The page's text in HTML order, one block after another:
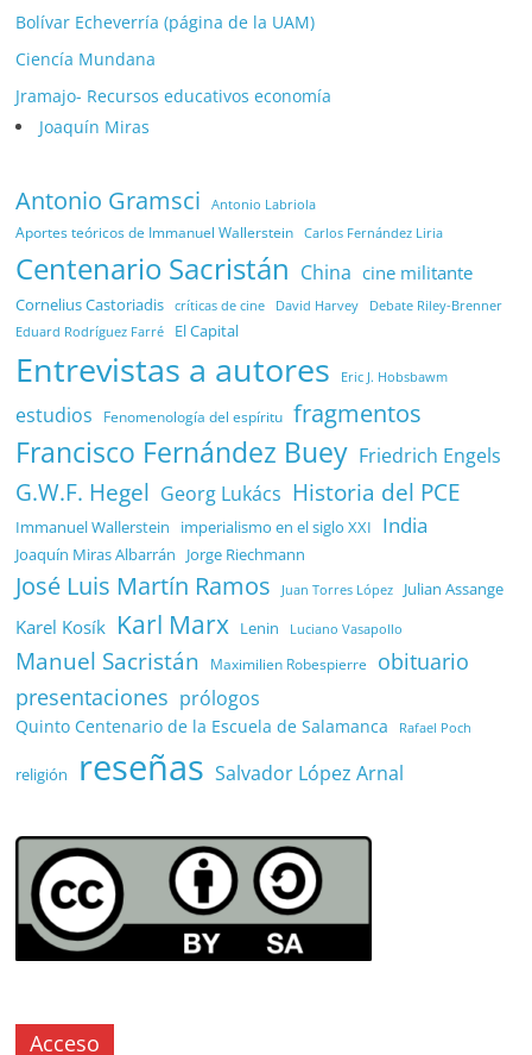
Bolívar Echeverría (página de la UAM)
Ciencía Mundana
Jramajo- Recursos educativos economía
Joaquín Miras
Antonio Gramsci Antonio Labriola
Aportes teóricos de Immanuel Wallerstein Carlos Fernández Liria
Centenario Sacristán China cine militante
Cornelius Castoriadis críticas de cine David Harvey Debate Riley-Brenner
Eduard Rodríguez Farré El Capital
Entrevistas a autores Eric J. Hobsbawm
estudios Fenomenología del espíritu fragmentos
Francisco Fernández Buey Friedrich Engels
G.W.F. Hegel Georg Lukács Historia del PCE
Immanuel Wallerstein imperialismo en el siglo XXI India
Joaquín Miras Albarrán Jorge Riechmann
José Luis Martín Ramos Juan Torres López Julian Assange
Karel Kosík Karl Marx Lenin Luciano Vasapollo
Manuel Sacristán Maximilien Robespierre
obituario
presentaciones prólogos
Quinto Centenario de la Escuela de Salamanca Rafael Poch
religión reseñas Salvador López Arnal
Acceso